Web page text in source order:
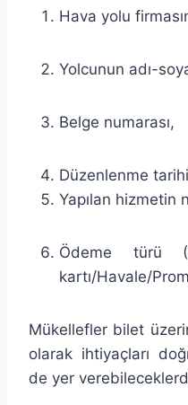
Hava yolu
Yolcunun adı-
Belge numarası,
Düzenlenme
Yapılan hizmetin
Ödeme türü
kartı/Havale/
Mükellefler bilet
olarak ihtiyaçları
de yer